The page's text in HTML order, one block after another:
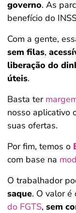
governo. As
benefício do
Com a gente,
sem filas,
liberação do
úteis.
Basta ter
nosso aplicativo
suas ofertas.
Por fim, temos o
com base na
O trabalhador
saque. O valor
do FGTS, sem